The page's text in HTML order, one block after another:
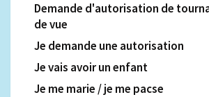
Demande d'autorisation de
de vue
Je demande une autorisation
Je vais avoir un enfant
Je me marie / je me pacse